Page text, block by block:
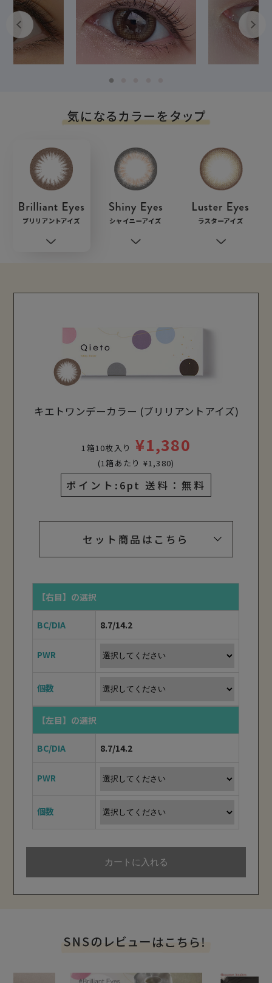
キエトワンデーカラー (ブリリアントアイズ)
1箱10枚入り ¥1,380
(1箱あたり ¥1,380)
ポイント:6pt 送料：無料
セット商品はこちら
【右目】 の選択
BC/DIA 8.7/14.2
PWR
個数
【左目】 の選択
BC/DIA 8.7/14.2
PWR
個数
【右目】 の選択
BC/DIA 8.7/14.2
PWR
個数 1
【左目】 の選択
BC/DIA 8.7/14.2
PWR
個数 1
【右目】 の選択
BC/DIA 8.7/14.2
PWR
個数 2
【左目】 の選択
BC/DIA 8.7/14.2
PWR
個数 2
【右目】 の選択
BC/DIA 8.7/14.2
PWR
個数 3
【左目】 の選択
BC/DIA 8.7/14.2
PWR
個数 3
【右目】 の選択
BC/DIA 8.7/14.2
PWR
個数 4
【左目】 の選択
BC/DIA 8.7/14.2
PWR
個数 4
【右目】 の選択
BC/DIA 8.7/14.2
PWR
個数 5
【左目】 の選択
BC/DIA 8.7/14.2
PWR
個数 5
【右目】 の選択
BC/DIA 8.7/14.2
PWR
個数 6
【左目】 の選択
BC/DIA 8.7/14.2
PWR
個数 6
1箱10枚入り ¥1,380
(1箱あたり ¥1,380)
ポイント:6pt 送料：無料
【右目】 の選択
BC/DIA 8.7/14.2
PWR
個数
【左目】 の選択
BC/DIA 8.7/14.2
PWR
個数
【右目】 の選択
BC/DIA 8.7/14.2
PWR
個数 1
【左目】 の選択
BC/DIA 8.7/14.2
PWR
個数 1
【右目】 の選択
BC/DIA 8.7/14.2
PWR
個数 2
【左目】 の選択
BC/DIA 8.7/14.2
PWR
個数 2
【右目】 の選択
BC/DIA 8.7/14.2
PWR
個数 3
【左目】 の選択
BC/DIA 8.7/14.2
PWR
個数 3
【右目】 の選択
BC/DIA 8.7/14.2
PWR
個数 4
【左目】 の選択
BC/DIA 8.7/14.2
PWR
個数 4
【右目】 の選択
BC/DIA 8.7/14.2
PWR
個数 5
【左目】 の選択
BC/DIA 8.7/14.2
PWR
個数 5
【右目】 の選択
BC/DIA 8.7/14.2
PWR
個数 6
【左目】 の選択
BC/DIA 8.7/14.2
PWR
個数 6
1箱10枚入り ¥1,380
(1箱あたり ¥1,380)
ポイント:6pt 送料：無料
【右目】 の選択
BC/DIA 8.7/14.2
PWR
個数
【左目】 の選択
BC/DIA 8.7/14.2
PWR
個数
【右目】 の選択
BC/DIA 8.7/14.2
PWR
個数 1
【左目】 の選択
BC/DIA 8.7/14.2
PWR
個数 1
【右目】 の選択
BC/DIA 8.7/14.2
PWR
個数 2
【左目】 の選択
BC/DIA 8.7/14.2
PWR
個数 2
【右目】 の選択
BC/DIA 8.7/14.2
PWR
個数 3
【左目】 の選択
BC/DIA 8.7/14.2
PWR
個数 3
【右目】 の選択
BC/DIA 8.7/14.2
PWR
個数 4
【左目】 の選択
BC/DIA 8.7/14.2
PWR
個数 4
【右目】 の選択
BC/DIA 8.7/14.2
PWR
個数 5
【左目】 の選択
BC/DIA 8.7/14.2
PWR
個数 5
【右目】 の選択
BC/DIA 8.7/14.2
PWR
個数 6
【左目】 の選択
BC/DIA 8.7/14.2
PWR
個数 6